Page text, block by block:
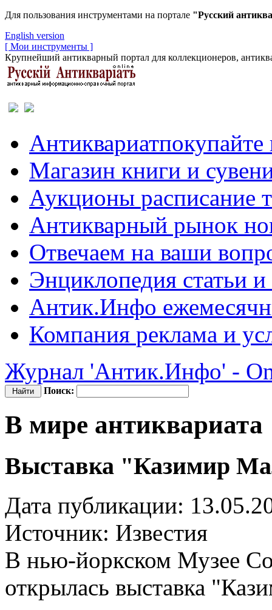
Для пользования инструментами на портале "Русский
English version
[ Мои инструменты ]
Крупнейший антикварный портал для коллекционеров,
Антиквариатпокупайте
Магазин книги и
Аукционы расписание
Антикварный рынок
Отвечаем на ваши
Энциклопедия статьи
Антик.Инфо
Компания реклама и
Журнал 'Антик.Инфо' -
Поиск:
В мире антиквариата
Выставка "Казимир
Дата публикации:
Источник: Известия
В нью-йоркском Музее
открылась выставка